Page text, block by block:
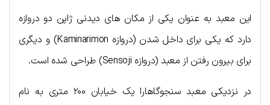
این معبد به عنوان یکی از مکان های دیدنی ژاپن دو دروازه
دارد که یکی برای داخل شدن (دروازه Kaminarimon) و دیگری
برای بیرون رفتن از معبد (دروازه Sensoji) طراحی شده است.
در نزدیکی معبد سنجوگاهارا یک خیابان ۲۰۰ متری به نام